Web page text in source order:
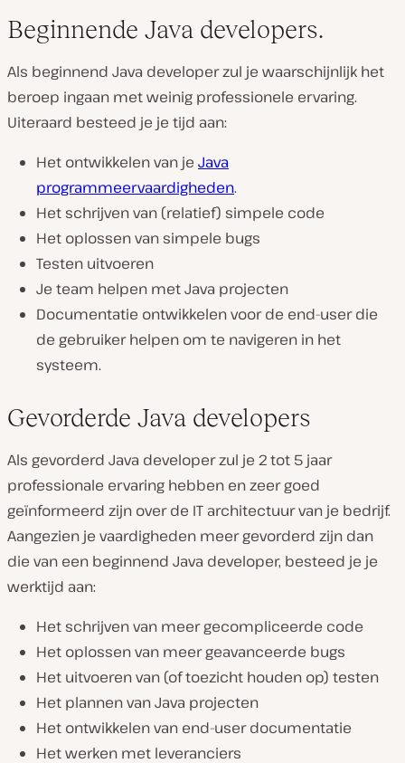
Beginnende Java developers.
Als beginnend Java developer zul je waarschijnlijk het
beroep ingaan met weinig professionele ervaring.
Uiteraard besteed je je tijd aan:
Het ontwikkelen van je Java
programmeervaardigheden.
Het schrijven van (relatief) simpele code
Het oplossen van simpele bugs
Testen uitvoeren
Je team helpen met Java projecten
Documentatie ontwikkelen voor de end-user die
de gebruiker helpen om te navigeren in het
systeem.
Gevorderde Java developers
Als gevorderd Java developer zul je 2 tot 5 jaar
professionale ervaring hebben en zeer goed
geïnformeerd zijn over de IT architectuur van je bedrijf.
Aangezien je vaardigheden meer gevorderd zijn dan
die van een beginnend Java developer, besteed je je
werktijd aan:
Het schrijven van meer gecompliceerde code
Het oplossen van meer geavanceerde bugs
Het uitvoeren van (of toezicht houden op) testen
Het plannen van Java projecten
Het ontwikkelen van end-user documentatie
Het werken met leveranciers